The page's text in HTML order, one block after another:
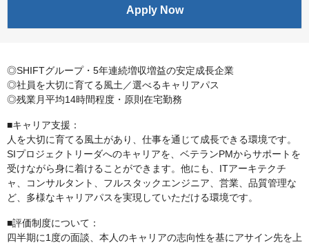
Apply Now
◎SHIFTグループ・5年連続増収増益の安定成長企業
◎社員を大切に育てる風土／選べるキャリアパス
◎残業月平均14時間程度・原則在宅勤務
■キャリア支援：
人を大切に育てる風土があり、仕事を通じて成長できる環境です。
SIプロジェクトリーダへのキャリアを、ベテランPMからサポートを
受けながら身に着けることができます。他にも、ITアーキテクチ
ャ、コンサルタント、フルスタックエンジニア、営業、品質管理な
ど、多様なキャリアパスを実現していただける環境です。
■評価制度について：
四半期に1度の面談、本人のキャリアの志向性を基にアサイン先を上